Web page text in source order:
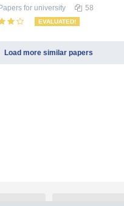
for university 58
EVALUATED!
Load more similar papers